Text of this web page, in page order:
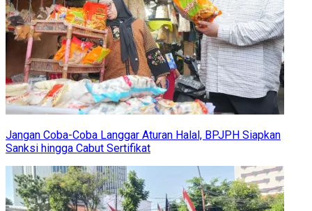
Jangan Coba-Coba Langgar Aturan Halal, BPJPH Siapkan
Sanksi hingga Cabut Sertifikat